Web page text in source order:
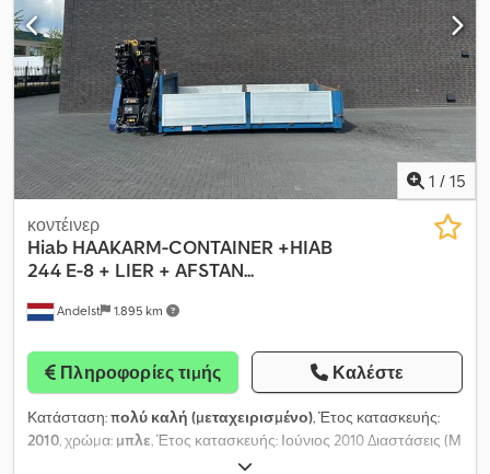
1 / 15
Andelst 1.895 km
κοντέινερ
Hiab HAAKARM-CONTAINER +HIAB
244 E-8 + LIER + AFSTAN...
Πληροφορίες τιμής Καλέστε
Κατάσταση:πολύ καλή (μεταχειρισμένο), Έτος κατασκευής:
2010, χρώμα: μπλε, Έτος κατασκευής: Ιούνιος 2010 Διαστάσεις (Μ
x Π): 635 x 250 εκ. Σήμανση CE: ναι Τεχνική κατάσταση: πολύ καλή